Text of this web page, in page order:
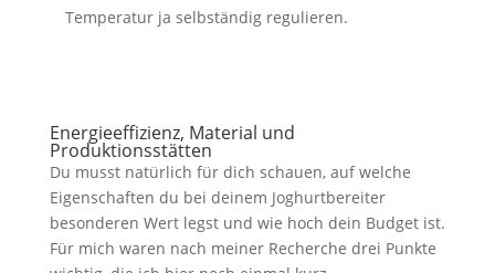
Temperatur ja selbständig regulieren.
Energieeffizienz, Material und
Produktionsstätten
Du musst natürlich für dich schauen, auf welche
Eigenschaften du bei deinem Joghurtbereiter
besonderen Wert legst und wie hoch dein Budget ist.
Für mich waren nach meiner Recherche drei Punkte